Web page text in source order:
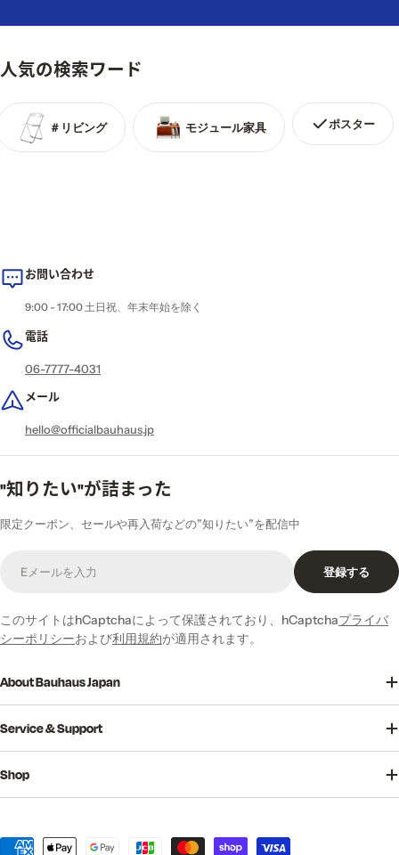
人気の検索ワード
＃リビング モジュール家具 ポスター
お問い合わせ
9:00 - 17:00 土日祝、年末年始を除く
電話
06-7777-4031
メール
hello@officialbauhaus.jp
"知りたい"が詰まった
限定クーポン、セールや再入荷などの”知りたい”を配信中
登録する
このサイトはhCaptchaによって保護されており、hCaptchaプライバ
シーポリシーおよび利用規約が適用されます。
About Bauhaus Japan
Service & Support
Shop